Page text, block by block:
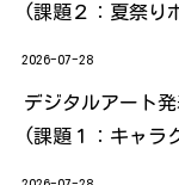
(課題２：夏祭り
2026-07-28
デジタルアート
(課題１：キャラ